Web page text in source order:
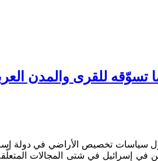
للقرى والمدن
في إسرائيل في شتى المجالات